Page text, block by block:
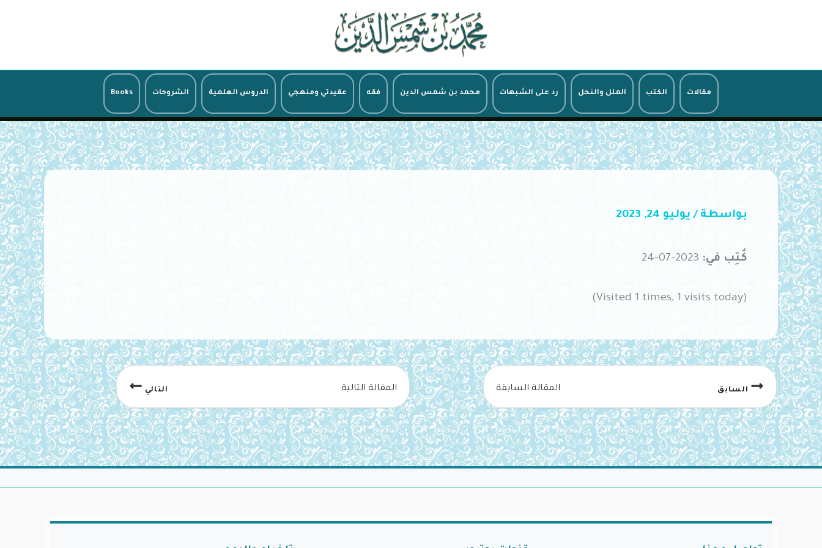
مقالات الكتب الملل والنحل رد على الشبهات محمد بن شمس الدين فقه عقيدتي ومنهجي الدروس العلمية الشروحات Books
بواسطة / يوليو 24, 2023
كُتِب في: 2023-07-24
(Visited 1 times, 1 visits today)
السابق المقالة السابقة التالي المقالة التالية